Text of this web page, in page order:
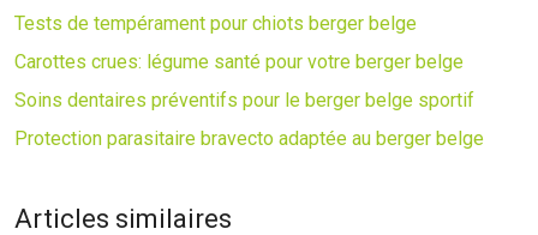
Tests de tempérament pour chiots berger belge
Carottes crues: légume santé pour votre berger belge
Soins dentaires préventifs pour le berger belge sportif
Protection parasitaire bravecto adaptée au berger belge
Articles similaires